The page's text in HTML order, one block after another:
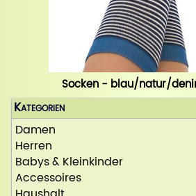
Socken - blau/natur/
Kategorien
Damen
Herren
Babys & Kleinkinder
Accessoires